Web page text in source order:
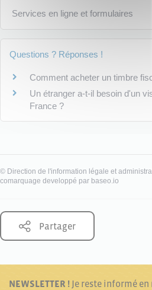
Services en ligne et formulaires
Questions ? Réponses !
Comment acheter un timbre
Un étranger a-t-il besoin d'un
France ?
© Direction de l'information légale et
comarquage developpé par baseo.io
Partager
NEWSLETTER ! Je reste informé